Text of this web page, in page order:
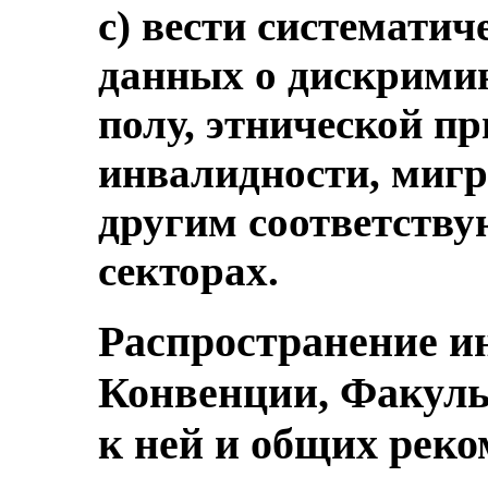
c) вести
данных о
полу, этнической
инвалидности,
другим
секторах.
Распространение
Конвенции,
к ней и общих